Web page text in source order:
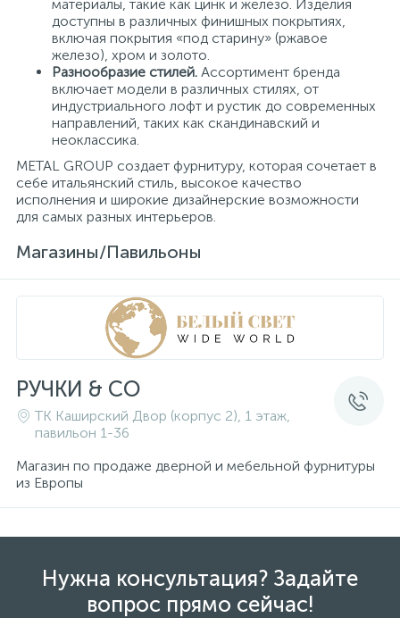
материалы, такие как цинк и железо. Изделия
доступны в различных финишных покрытиях,
включая покрытия «под старину» (ржавое
железо), хром и золото.
Разнообразие стилей. Ассортимент бренда
включает модели в различных стилях, от
индустриального лофт и рустик до современных
направлений, таких как скандинавский и
неоклассика.
METAL GROUP создает фурнитуру, которая сочетает в
себе итальянский стиль, высокое качество
исполнения и широкие дизайнерские возможности
для самых разных интерьеров.
Магазины/Павильоны
РУЧКИ & CO
ТК Каширский Двор (корпус 2), 1 этаж,
павильон 1-36
Магазин по продаже дверной и мебельной фурнитуры
из Европы
Нужна консультация? Задайте
вопрос прямо сейчас!